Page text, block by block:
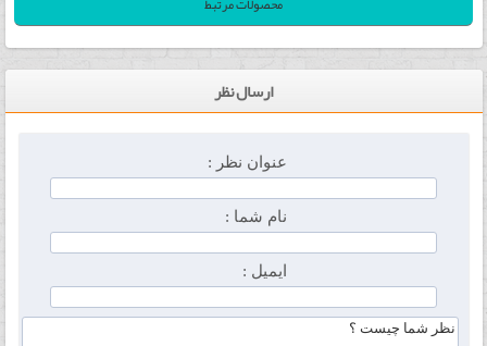
ارسال نظر
عنوان نظر :
نام شما :
ایمیل :